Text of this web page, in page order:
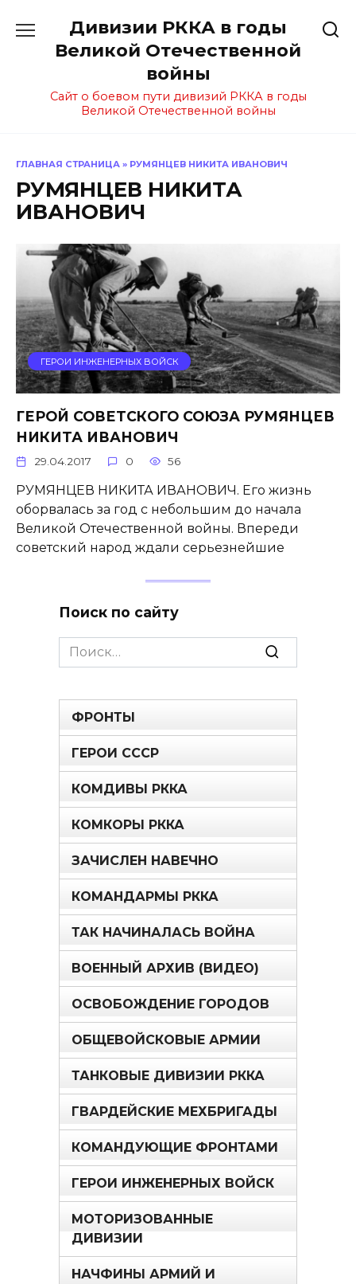
содержанию
Дивизии РККА в годы
Великой Отечественной
войны
Сайт о боевом пути дивизий РККА в годы
Великой Отечественной войны
ГЛАВНАЯ СТРАНИЦА » РУМЯНЦЕВ НИКИТА ИВАНОВИЧ
РУМЯНЦЕВ НИКИТА
ИВАНОВИЧ
ГЕРОИ ИНЖЕНЕРНЫХ ВОЙСК
ГЕРОЙ СОВЕТСКОГО СОЮЗА РУМЯНЦЕВ
НИКИТА ИВАНОВИЧ
29.04.2017 0 56
РУМЯНЦЕВ НИКИТА ИВАНОВИЧ. Его жизнь
оборвалась за год с не­большим до начала
Великой Оте­чественной войны. Впереди
совет­ский народ ждали серьезнейшие
Поиск по сайту
Search
for:
ФРОНТЫ
ГЕРОИ СССР
КОМДИВЫ РККА
КОМКОРЫ РККА
ЗАЧИСЛЕН НАВЕЧНО
КОМАНДАРМЫ РККА
ТАК НАЧИНАЛАСЬ ВОЙНА
ВОЕННЫЙ АРХИВ (ВИДЕО)
ОСВОБОЖДЕНИЕ ГОРОДОВ
ОБЩЕВОЙСКОВЫЕ АРМИИ
ТАНКОВЫЕ ДИВИЗИИ РККА
ГВАРДЕЙСКИЕ МЕХБРИГАДЫ
КОМАНДУЮЩИЕ ФРОНТАМИ
ГЕРОИ ИНЖЕНЕРНЫХ ВОЙСК
МОТОРИЗОВАННЫЕ
ДИВИЗИИ
НАЧФИНЫ АРМИЙ И